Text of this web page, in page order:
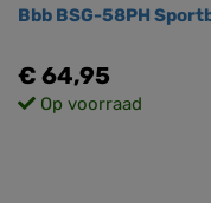
Bbb BSG-58PH
€ 64,95
Op voorraad